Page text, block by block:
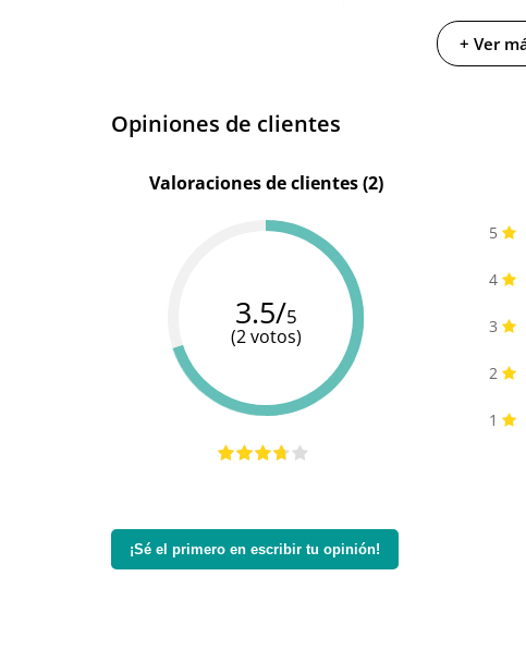
Multivelocidad
Resistente al agua
+ Ver
Opiniones de clientes
Valoraciones de clientes (2)
3.5/5
(2 votos)
5
4
3
2
1
¡Sé el primero en escribir tu opinión!